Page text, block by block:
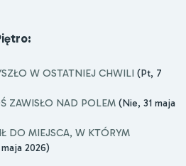
W OSTATNIEJ CHWILI (Pt, 7
ZAWISŁO NAD POLEM (Nie, 31 maja
DO MIEJSCA, W KTÓRYM
2026)